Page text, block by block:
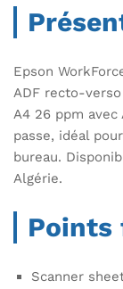
Epson
ADF recto-
A4 26 ppm
passe, idéal
bureau.
Algérie.
Points
Scanner